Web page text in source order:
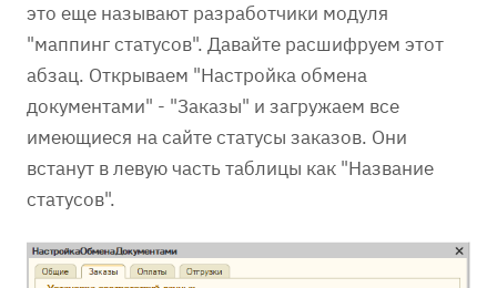
это еще называют разработчики модуля
"маппинг статусов". Давайте расшифруем этот
абзац. Открываем "Настройка обмена
документами" - "Заказы" и загружаем все
имеющиеся на сайте статусы заказов. Они
встанут в левую часть таблицы как "Название
статусов".